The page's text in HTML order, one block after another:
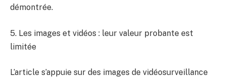
démontrée.
5. Les images et vidéos : leur valeur probante est
limitée
L’article s’appuie sur des images de vidéosurveillance